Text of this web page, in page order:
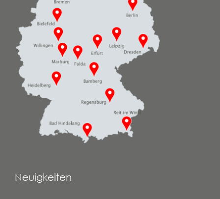
Neuigkeiten